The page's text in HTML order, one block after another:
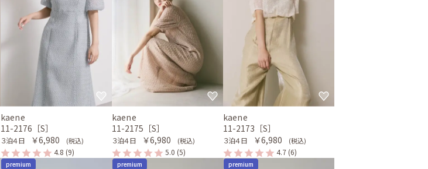
kaene
11-2176［S］
３泊４日 ￥6,980 (税込)
4.8 (9)
kaene
11-2175［S］
３泊４日 ￥6,980 (税込)
5.0 (5)
kaene
11-2173［S］
３泊４日 ￥6,980 (税込)
4.7 (6)
premium premium premium